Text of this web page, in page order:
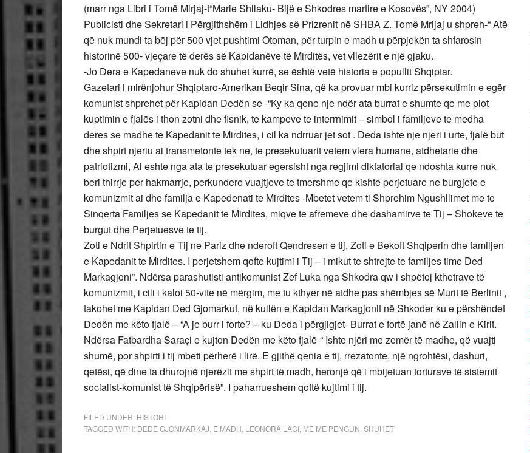
(marr nga Libri i Tomë Mirjaj-t“Marie Shllaku- Bijë e Shkodres martire e Kosovës”, NY 2004)
Publicisti dhe Sekretari i Përgjithshëm i Lidhjes së Prizrenit në SHBA Z. Tomë Mrijaj u shpreh-“ Atë
që nuk mundi ta bëj për 500 vjet pushtimi Otoman, për turpin e madh u përpjekën ta shfarosin
historinë 500- vjeçare të derës së Kapidanëve të Mirditës, vet vllezërit e një gjaku.
-Jo Dera e Kapedaneve nuk do shuhet kurrë, se është vetë historia e popullit Shqiptar.
Gazetari i mirënjohur Shqiptaro-Amerikan Beqir Sina, që ka provuar mbi kurriz përsekutimin e egër
komunist shprehet për Kapidan Dedën se -“Ky ka qene nje ndër ata burrat e shumte qe me plot
kuptimin e fjalës i thon zotni dhe fisnik, te kampeve te interrnimit – simbol i familjeve te medha
deres se madhe te Kapedanit te Mirdites, i cil ka ndrruar jet sot . Deda ishte nje njeri i urte, fjalë but
dhe shpirt njeriu ai transmetonte tek ne, te presekutuarit vetem vlera humane, atdhetarie dhe
patriotizmi, Ai eshte nga ata te presekutuar egersisht nga regjimi diktatorial qe ndoshta kurre nuk
beri thirrje per hakmarrje, perkundere vuajtjeve te tmershme qe kishte perjetuare ne burgjete e
komunizmit ai dhe familja e Kapedenati te Mirdites -Mbetet vetem ti Shprehim Ngushllimet me te
Sinqerta Familjes se Kapedanit te Mirdites, miqve te afremeve dhe dashamirve te Tij – Shokeve te
burgut dhe Perjetuesve te tij.
Zoti e Ndrit Shpirtin e Tij ne Pariz dhe nderoft Qendresen e tij, Zoti e Bekoft Shqiperin dhe familjen
e Kapedanit te Mirdites. I perjetshem qofte kujtimi i Tij – i mikut te shtrejte te familjes time Ded
Markagjoni”. Ndërsa parashutisti antikomunist Zef Luka nga Shkodra qw i shpëtoj kthetrave të
komunizmit, i cili i kaloi 50-vite në mërgim, me tu kthyer në atdhe pas shëmbjes së Murit të Berlinit ,
takohet me Kapidan Ded Gjomarkut, në kullën e Kapidan Markagjonit në Shkoder ku e përshëndet
Dedën me këto fjalë – “A je burr i forte? – ku Deda i përgjigjet- Burrat e fortë janë në Zallin e Kirit.
Ndërsa Fatbardha Saraçi e kujton Dedën me këto fjalë-“ Ishte njëri me zemër të madhe, që vuajti
shumë, por shpirti i tij mbeti përherë i lirë. E gjithë qenia e tij, rrezatonte, një ngrohtësi, dashuri,
qetësi, që dine ta dhurojnë njerëzit me shpirt të madh, heronjë që i mbijetuan torturave të sistemit
socialist-komunist të Shqipërisë”. I paharrueshem qoftë kujtimi i tij.
FILED UNDER: HISTORI
TAGGED WITH: DEDE GJONMARKAJ E MADH LEONORA LACI ME ME PENGUN SHUHET